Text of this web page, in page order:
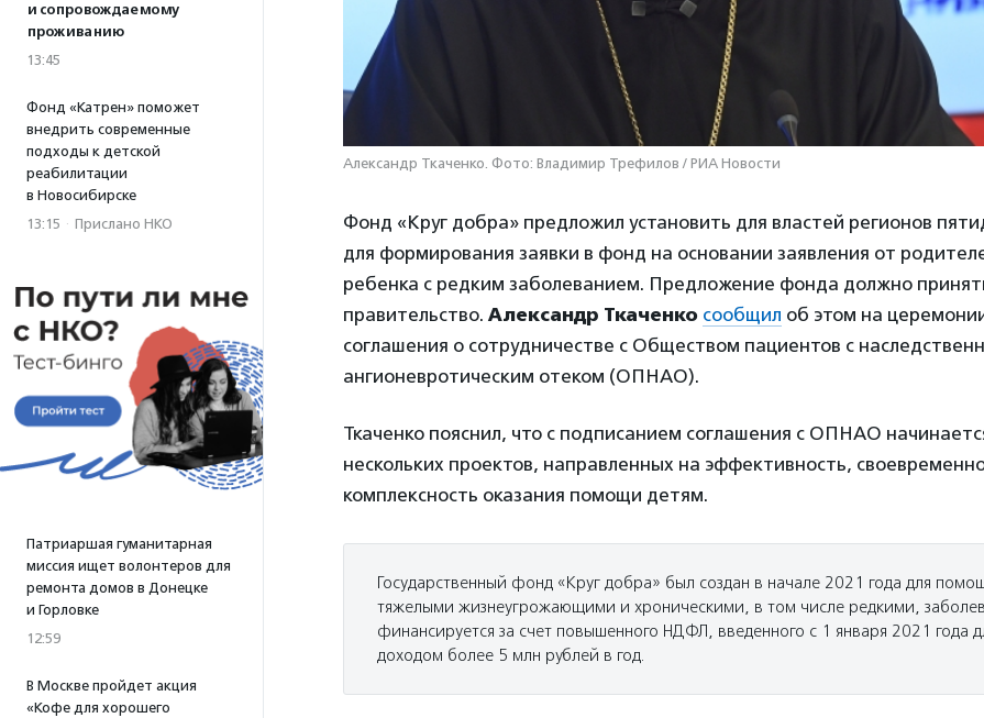
и сопровождаемому
проживанию
13:45
Фонд «Катрен» поможет
внедрить современные
подходы к детской
реабилитации
в Новосибирске
13:15 · Прислано НКО
Патриаршая гуманитарная
миссия ищет волонтеров для
ремонта домов в Донецке
и Горловке
12:59
В Москве пройдет акция
«Кофе для хорошего
Александр Ткаченко. Фото: Владимир Трефилов / РИА Новости
Фонд «Круг добра» предложил установить для властей регионов
для формирования заявки в фонд на основании заявления от
ребенка с редким заболеванием. Предложение фонда должно
правительство. Александр Ткаченко сообщил об этом на
соглашения о сотрудничестве с Обществом пациентов с
ангионевротическим отеком (ОПНАО).
Ткаченко пояснил, что с подписанием соглашения с ОПНАО
нескольких проектов, направленных на эффективность,
комплексность оказания помощи детям.
Государственный фонд «Круг добра» был создан в начале 2021 года для
тяжелыми жизнеугрожающими и хроническими, в том числе редкими,
финансируется за счет повышенного НДФЛ, введенного с 1 января 2021 года
доходом более 5 млн рублей в год.